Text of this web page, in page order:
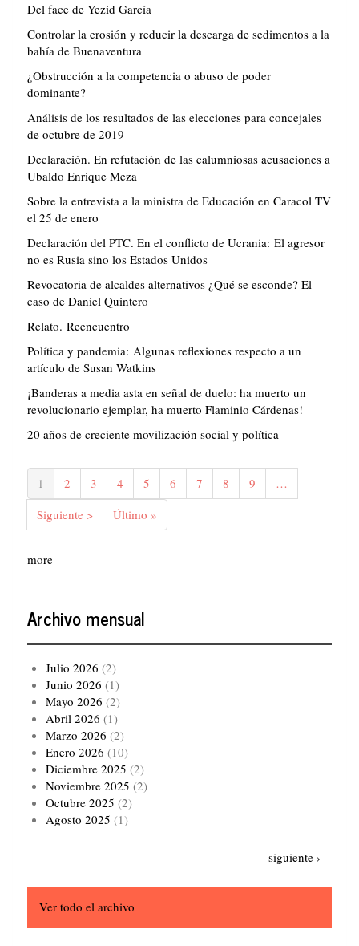
Del face de Yezid García
Controlar la erosión y reducir la descarga de sedimentos a la
bahía de Buenaventura
¿Obstrucción a la competencia o abuso de poder
dominante?
Análisis de los resultados de las elecciones para concejales
de octubre de 2019
Declaración. En refutación de las calumniosas acusaciones a
Ubaldo Enrique Meza
Sobre la entrevista a la ministra de Educación en Caracol TV
el 25 de enero
Declaración del PTC. En el conflicto de Ucrania: El agresor
no es Rusia sino los Estados Unidos
Revocatoria de alcaldes alternativos ¿Qué se esconde? El
caso de Daniel Quintero
Relato. Reencuentro
Política y pandemia: Algunas reflexiones respecto a un
artículo de Susan Watkins
¡Banderas a media asta en señal de duelo: ha muerto un
revolucionario ejemplar, ha muerto Flaminio Cárdenas!
20 años de creciente movilización social y política
Paginación
Página
actual
1 Página
2 Página
3 Página
4 Página
5 Página
6 Página
7 Página
8 Página
9
…
Siguiente
página
Siguiente >
Última
página
Último »
more
Archivo mensual
Julio 2026 (2)
Junio 2026 (1)
Mayo 2026 (2)
Abril 2026 (1)
Marzo 2026 (2)
Enero 2026 (10)
Diciembre 2025 (2)
Noviembre 2025 (2)
Octubre 2025 (2)
Agosto 2025 (1)
Siguiente
siguiente ›
Ver todo el archivo